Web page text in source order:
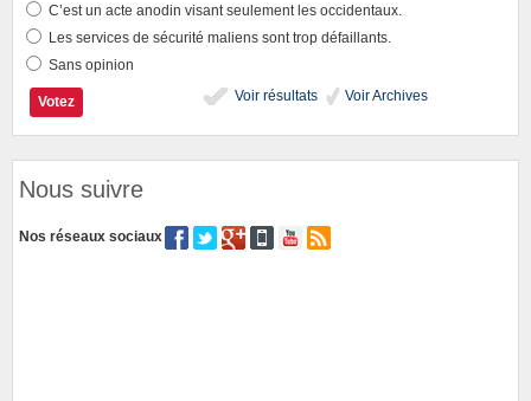
C’est un acte anodin visant seulement les occidentaux.
Les services de sécurité maliens sont trop défaillants.
Sans opinion
Voir résultats
Voir Archives
Nous suivre
Nos réseaux sociaux